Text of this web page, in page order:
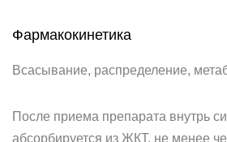
Фармакокинетика
Всасывание, распределение,
После приема препарата внутрь
абсорбируется из ЖКТ, не менее